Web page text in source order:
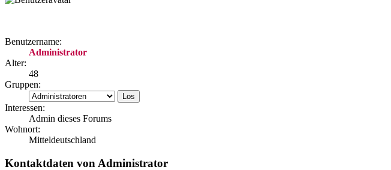
Benutzername:
Administrator
Alter:
48
Gruppen:
Interessen:
Admin dieses Forums
Wohnort:
Mitteldeutschland
Kontaktdaten von Administrator